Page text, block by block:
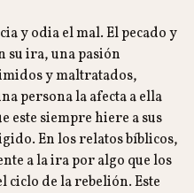
y odia el mal. El pecado y
su ira, una pasión
y maltratados,
persona la afecta a ella
este siempre hiere a sus
En los relatos bíblicos,
a la ira por algo que los
de la rebelión. Este